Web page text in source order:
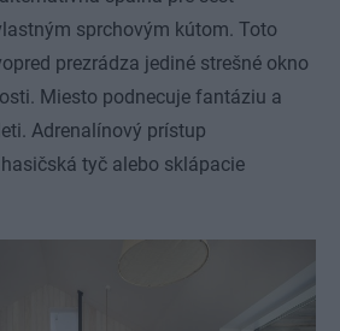
sprchovým kútom. Toto
prezrádza jediné strešné okno
Miesto podnecuje fantáziu a
Adrenalínový prístup
tyč alebo sklápacie